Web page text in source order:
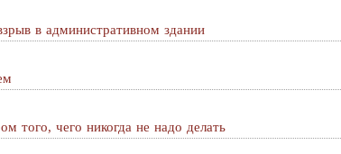
в административном здании
того, чего никогда не надо делать